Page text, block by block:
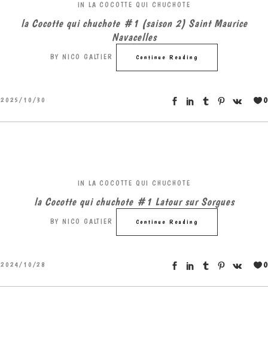
IN LA COCOTTE QUI CHUCHOTE
la Cocotte qui chuchote #1 (saison 2) Saint Maurice
Navacelles
BY NICO GALTIER Continue Reading
2025/10/30 0
IN LA COCOTTE QUI CHUCHOTE
la Cocotte qui chuchote #1 Latour sur Sorgues
BY NICO GALTIER Continue Reading
2024/10/28 0